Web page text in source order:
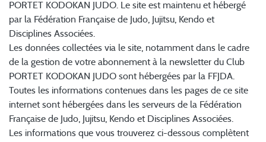
PORTET KODOKAN JUDO. Le site est maintenu et hébergé
par la Fédération Française de Judo, Jujitsu, Kendo et
Disciplines Associées.
Les données collectées via le site, notamment dans le cadre
de la gestion de votre abonnement à la newsletter du Club
PORTET KODOKAN JUDO sont hébergées par la FFJDA.
Toutes les informations contenues dans les pages de ce site
internet sont hébergées dans les serveurs de la Fédération
Française de Judo, Jujitsu, Kendo et Disciplines Associées.
Les informations que vous trouverez ci-dessous complètent